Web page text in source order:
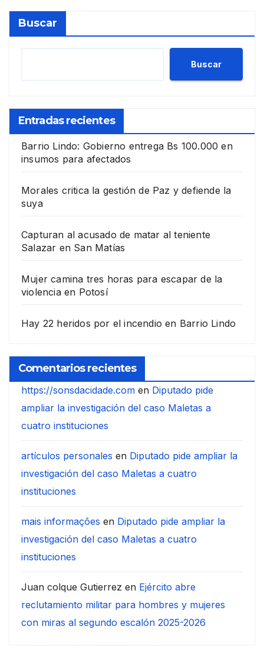
Buscar
Buscar
Entradas recientes
Barrio Lindo: Gobierno entrega Bs 100.000 en
insumos para afectados
Morales critica la gestión de Paz y defiende la
suya
Capturan al acusado de matar al teniente
Salazar en San Matías
Mujer camina tres horas para escapar de la
violencia en Potosí
Hay 22 heridos por el incendio en Barrio Lindo
Comentarios recientes
https://sonsdacidade.com en Diputado pide
ampliar la investigación del caso Maletas a
cuatro instituciones
artículos personales en Diputado pide ampliar la
investigación del caso Maletas a cuatro
instituciones
mais informações en Diputado pide ampliar la
investigación del caso Maletas a cuatro
instituciones
Juan colque Gutierrez en Ejército abre
reclutamiento militar para hombres y mujeres
con miras al segundo escalón 2025-2026